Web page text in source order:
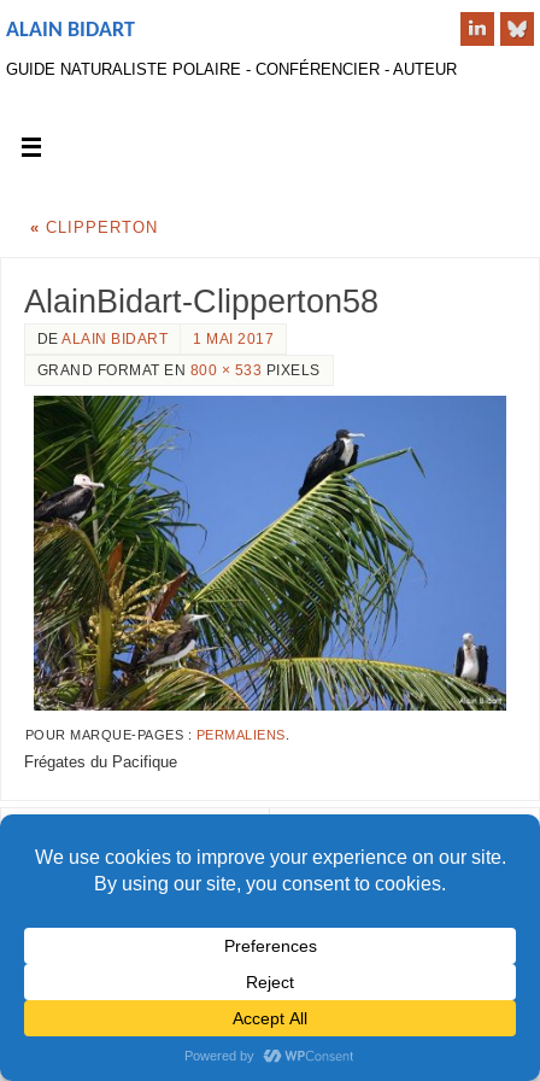
ALAIN BIDART
GUIDE NATURALISTE POLAIRE - CONFÉRENCIER - AUTEUR
« CLIPPERTON
AlainBidart-Clipperton58
DEALAIN BIDART
1 MAI 2017
GRAND FORMAT EN 800 × 533 PIXELS
POUR MARQUE-PAGES : PERMALIENS
Frégates du Pacifique
© Alain Bidart (2026) - Tous droits réservés
FIÈREMENT PROPULSÉ PARPARABOLA